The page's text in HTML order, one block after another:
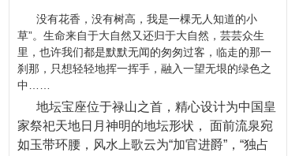
没有花香，没有树高，我是一棵无人知道的小
草”。生命来自于大自然又还归于大自然，芸芸众生
里，也许我们都是默默无闻的匆匆过客，临走的那一
刹那，只想轻轻地挥一挥手，融入一望无垠的绿色之
中……
地坛宝座位于禄山之首，精心设计为中国皇
家祭祀天地日月神明的地坛形状， 面前流泉宛
如玉带环腰， 风水 上歌云为“加官进爵”，“独占